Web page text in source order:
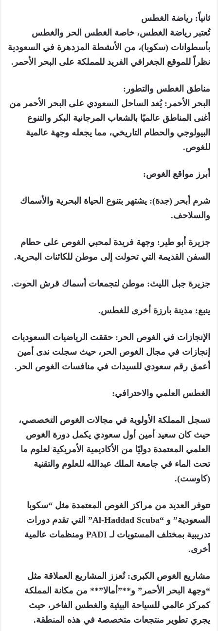
ثانياً: رياضة الغطس
تُعتبر رياضة الغطس، خاصة الغطس الحر والغطس
بأسطوانات (سكوبا)، من الأنشطة المزدهرة في السعودية
نظراً للموقع الجغرافي الفريد للمملكة على البحر الأحمر.
مناطق الغطس والتطور:
البحر الأحمر: يُعد الساحل السعودي على البحر الأحمر من
أغنى المناطق عالميًا بالشعاب المرجانية البكر والتنوع
البيولوجي والحطام التاريخي، مما يجعله وجهة عالمية
للغوص.
أبرز مواقع الغوص:
شرم أبحر (جدة): يشتهر بتنوع الحياة البحرية والأسماك
والسلاحف.
جزيرة أبو طير: وجهة فريدة لمحبي الغوص على حطام
السفن القديمة التي تحولت إلى موطن للكائنات البحرية.
جزيرة جبل الليث: موطن لتجمعات أسماك قرش الحوت.
ينبع: مدينة بارزة أخرى للغطس.
الإنجازات في الغوص الحر: حققت الرياضيات السعوديات
إنجازات في مجال الغوص الحر، حيث سجلت ندى أمين
أعمق رقم سعودي للسيدات في منافسات الغوص الحر.
الغطس العلمي والاحترافي:
تسجل المملكة الأولوية في مجالات الغوص التخصصي،
حيث كان سعيد أمين أول سعودي يكمل دورة الغوص
العلمي المعتمدة دوليًا من الأكاديمية الأمريكية لعلوم ما
تحت الماء في جامعة الملك عبدالله للعلوم والتقنية
(كاوست).
تتوفر العديد من مراكز الغوص المعتمدة مثل “سكوبا
السعودية” و “Al-Haddad Scuba” التي تقدم دورات
تدريبية بمختلف المستويات لـ PADI ومنظمات عالمية
أخرى.
مشاريع الغوص الكبرى: تُعزز المشاريع العملاقة مثل
“وجهة البحر الأحمر” و**”أمالا”** من مكانة المملكة
كمركز عالمي للسياحة البيئية والغطس الفاخر، حيث
يجري تطوير منتجعات متخصصة في هذه المنطقة.